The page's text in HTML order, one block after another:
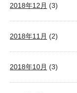
2018年12月 (3)
2018年11月 (2)
2018年10月 (3)